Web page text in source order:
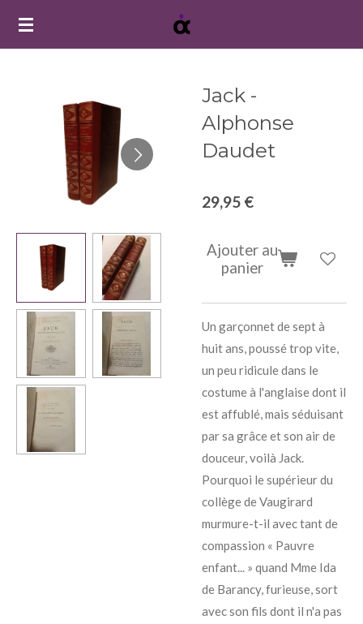
Passer
Jack -
Alphonse
Daudet
29,95 €
Ajouter au
panier
Un garçonnet de sept à
huit ans, poussé trop vite,
un peu ridicule dans le
costume à l'anglaise dont il
est affublé, mais séduisant
par sa grâce et son air de
douceur, voilà Jack.
Pourquoi le supérieur du
collège de Vaugirard
murmure-t-il avec tant de
compassion « Pauvre
enfant... » quand Mme Ida
de Barancy, furieuse, sort
avec son fils dont il n'a pas